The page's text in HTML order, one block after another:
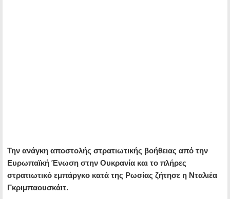
Την ανάγκη αποστολής στρατιωτικής βοήθειας από την
Ευρωπαϊκή Ένωση στην Ουκρανία και το πλήρες
στρατιωτικό εμπάργκο κατά της Ρωσίας ζήτησε η Νταλιέα
Γκριμπαουσκάιτ.